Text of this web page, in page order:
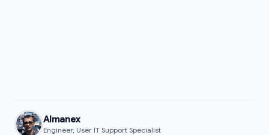
Almanex
Engineer, User IT Support Specialist